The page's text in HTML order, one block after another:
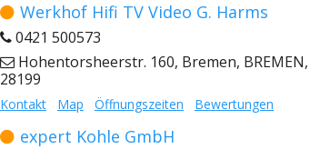
Werkhof Hifi TV Video G. Harms
0421 500573
Hohentorsheerstr. 160, Bremen, BREMEN,
28199
Kontakt Map Öffnungszeiten Bewertungen
expert Kohle GmbH